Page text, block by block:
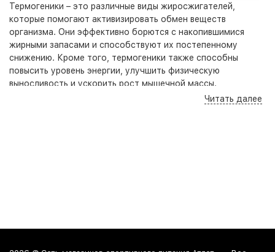
Термогеники – это различные виды жиросжигателей,
которые помогают активизировать обмен веществ
организма. Они эффективно борются с накопившимися
жирными запасами и способствуют их постепенному
снижению. Кроме того, термогеники также способны
повысить уровень энергии, улучшить физическую
выносливость и ускорить рост мышечной массы.
В составе многих термогеников присутствуют различные
Читать далее